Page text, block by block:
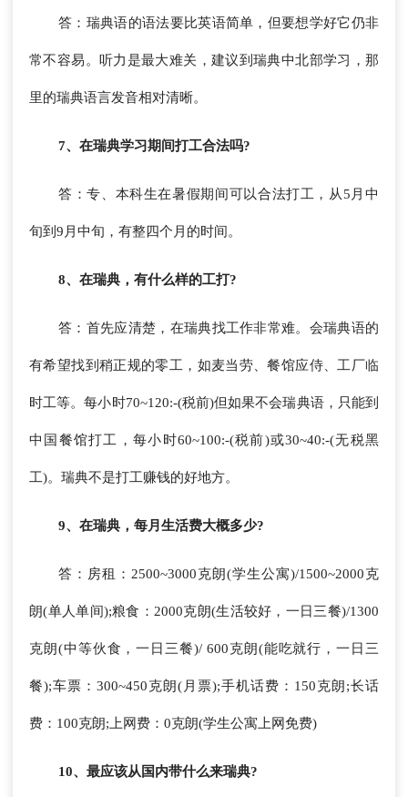
答：瑞典语的语法要比英语简单，但要想学好它仍非
常不容易。听力是最大难关，建议到瑞典中北部学习，那
里的瑞典语言发音相对清晰。
7、在瑞典学习期间打工合法吗?
答：专、本科生在暑假期间可以合法打工，从5月中
旬到9月中旬，有整四个月的时间。
8、在瑞典，有什么样的工打?
答：首先应清楚，在瑞典找工作非常难。会瑞典语的
有希望找到稍正规的零工，如麦当劳、餐馆应侍、工厂临
时工等。每小时70~120:-(税前)但如果不会瑞典语，只能到
中国餐馆打工，每小时60~100:-(税前)或30~40:-(无税黑
工)。瑞典不是打工赚钱的好地方。
9、在瑞典，每月生活费大概多少?
答：房租：2500~3000克朗(学生公寓)/1500~2000克
朗(单人单间);粮食：2000克朗(生活较好，一日三餐)/1300
克朗(中等伙食，一日三餐)/ 600克朗(能吃就行，一日三
餐);车票：300~450克朗(月票);手机话费：150克朗;长话
费：100克朗;上网费：0克朗(学生公寓上网免费)
10、最应该从国内带什么来瑞典?